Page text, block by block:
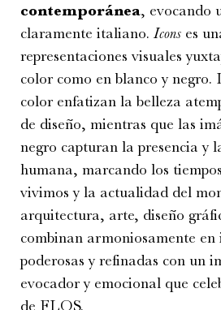
contemporánea, evocando
claramente italiano.Icons es
representaciones visuales
color como en blanco y negro.
color enfatizan la belleza
de diseño, mientras que las
negro capturan la presencia y
humana, marcando los
vivimos y la actualidad del
arquitectura, arte, diseño
combinan armoniosamente en
poderosas y refinadas con un
evocador y emocional que
de FLOS.